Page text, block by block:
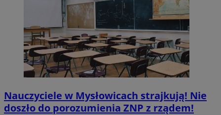
Nauczyciele w Mysłowicach strajkują! Nie
doszło do porozumienia ZNP z rządem!